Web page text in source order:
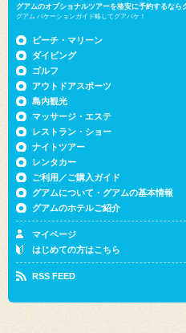
グアムのオプショナルツアーを格安に予約するなら
グアム バケーションガイド略してグアバケ！
ビーチ・マリーン
ダイビング
ゴルフ
アウトドアスポーツ
島内観光
マッサージ・エステ
レストラン・ショー
ナイトツアー
レンタカー
ご利用／ご購入ガイド
グアムについて・グアムの基本情報
グアムのホテルご紹介
マイページ
はじめての方はこちら
RSS FEED